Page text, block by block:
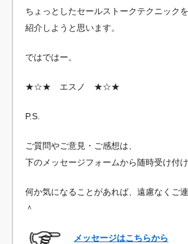
ちょっとしたセールストークテクニックを
紹介しようと思います。
ではではー。
★☆★ エスノ ★☆★
P.S.
ご質問やご意見・ご感想は、
下のメッセージフォームから随時受け付け
何か気になることがあれば、遠慮なくご
＾
メッセージはこちらから